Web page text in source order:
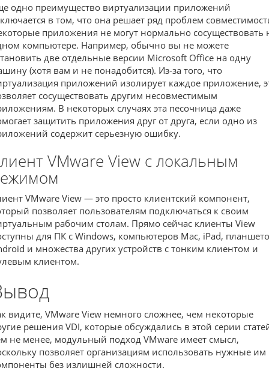
одно преимущество виртуализации приложений
в том, что она решает ряд проблем
приложения не могут нормально сосуществовать
компьютере. Например, обычно вы не можете
две отдельные версии Microsoft Office на одну
(хотя вам и не понадобится). Из-за того, что
приложений изолирует каждое приложение,
сосуществовать другим несовместимым
В некоторых случаях эта песочница даже
защитить приложения друг от друга, если одно из
содержит серьезную ошибку.
VMware View с локальным
VMware View — это просто клиентский компонент,
позволяет пользователям подключаться к своим
рабочим столам. Прямо сейчас клиенты View
для ПК с Windows, компьютеров Mac, iPad,
и множества других устройств с тонким клиентом и
клиентом.
видите, VMware View немного сложнее, чем некоторые
решения VDI, которые обсуждались в этой серии
не менее, модульный подход VMware имеет смысл,
позволяет организациям использовать нужные им
без излишней сложности.